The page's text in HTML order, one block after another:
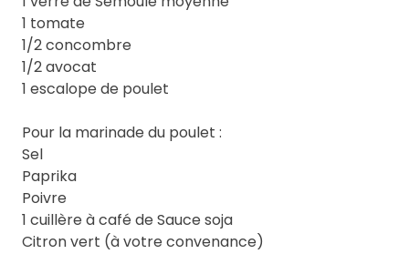
1 tomate
1/2 concombre
1/2 avocat
1 escalope de poulet
Pour la marinade du poulet :
Sel
Paprika
Poivre
1 cuillère à café de Sauce soja
Citron vert (à votre convenance)